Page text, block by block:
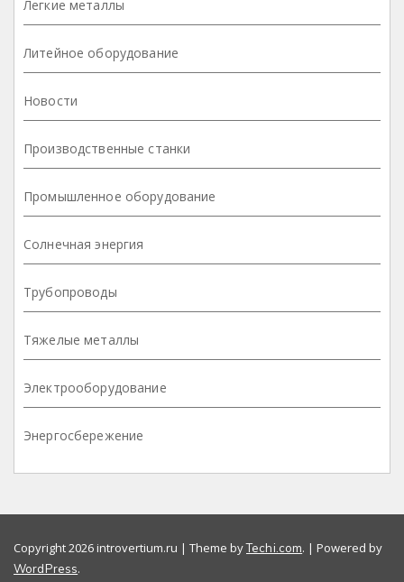
Легкие металлы
Литейное оборудование
Новости
Производственные станки
Промышленное оборудование
Солнечная энергия
Трубопроводы
Тяжелые металлы
Электрооборудование
Энергосбережение
Copyright 2026 introvertium.ru | Theme byTechi.com. | Powered by
WordPress.